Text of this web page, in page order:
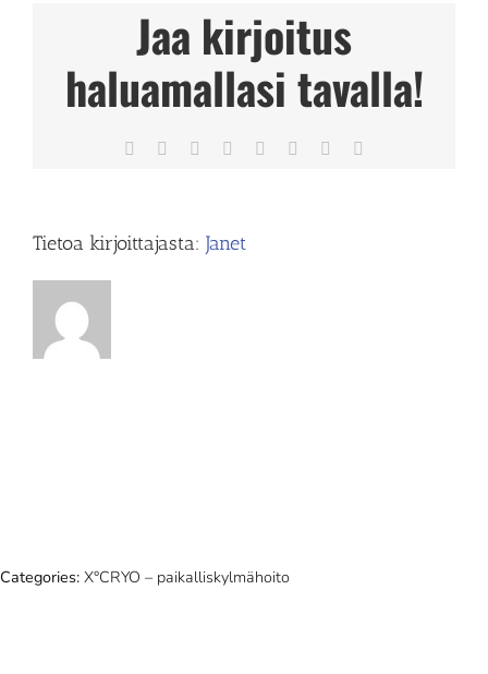
in
Vihti
Jaa kirjoitus
haluamallasi tavalla!
Facebook Reddit LinkedIn
TumblrPinterest
Tietoa kirjoittajasta: Janet
Categories: X°CRYO – paikalliskylmähoito